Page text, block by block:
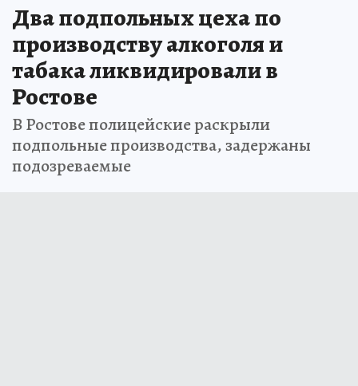
Два подпольных цеха по
производству алкоголя и
табака ликвидировали в
Ростове
В Ростове полицейские раскрыли
подпольные производства, задержаны
подозреваемые